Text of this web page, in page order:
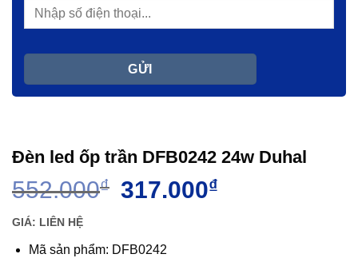
Đèn led ốp trần DFB0242 24w Duhal
552.000₫ Giá
552.000₫.
317.000₫
GIÁ: LIÊN HỆ
Mã sản phẩm: DFB0242